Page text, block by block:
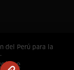
del Perú para la